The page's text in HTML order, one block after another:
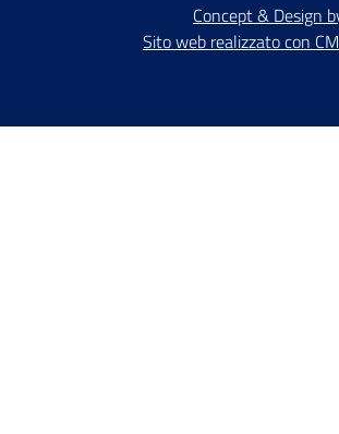
Concept & Design
Sito web realizzato con